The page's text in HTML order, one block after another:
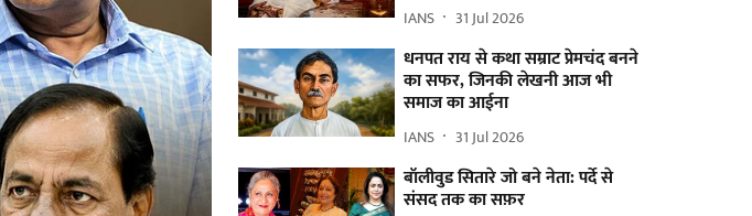
IANS 31 Jul 2026
धनपत राय से कथा सम्राट प्रेमचंद बनने
का सफर, जिनकी लेखनी आज भी
समाज का आईना
IANS 31 Jul 2026
बॉलीवुड सितारे जो बने नेता: पर्दे से
संसद तक का सफ़र